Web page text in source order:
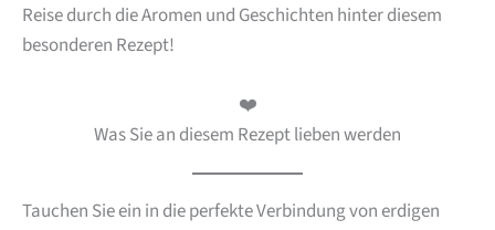
Reise durch die Aromen und Geschichten hinter diesem
besonderen Rezept!
❤️
Was Sie an diesem Rezept lieben werden
Tauchen Sie ein in die perfekte Verbindung von erdigen